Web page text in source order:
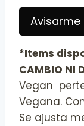
*Items
CAMBIO NI
Vegan
Vegana.
Se ajusta